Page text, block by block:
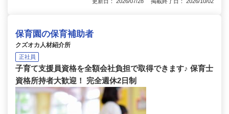
保育園の保育補助者
クズオカ人材紹介所
正社員
子育て支援員資格を全額会社負担で取得できます♪ 保育士
資格所持者大歓迎！ 完全週休2日制